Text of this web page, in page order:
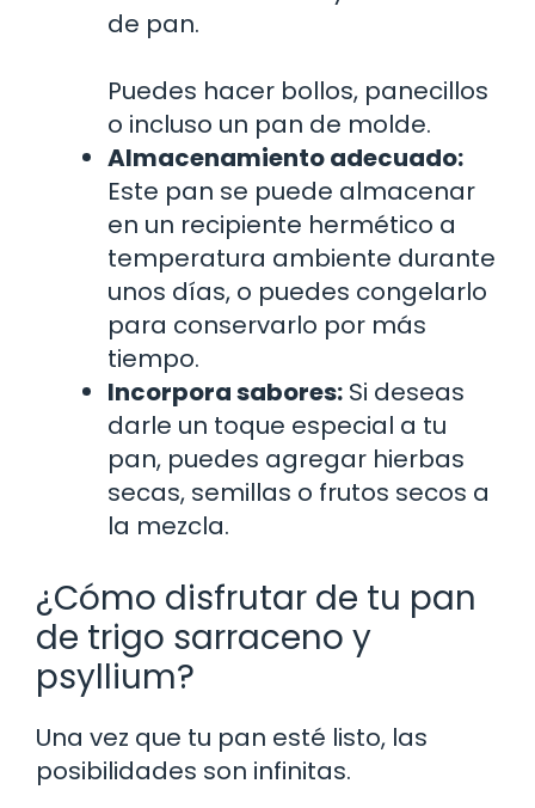
de pan.
Puedes hacer bollos, panecillos
o incluso un pan de molde.
Almacenamiento adecuado:
Este pan se puede almacenar
en un recipiente hermético a
temperatura ambiente durante
unos días, o puedes congelarlo
para conservarlo por más
tiempo.
Incorpora sabores: Si deseas
darle un toque especial a tu
pan, puedes agregar hierbas
secas, semillas o frutos secos a
la mezcla.
¿Cómo disfrutar de tu pan
de trigo sarraceno y
psyllium?
Una vez que tu pan esté listo, las
posibilidades son infinitas.